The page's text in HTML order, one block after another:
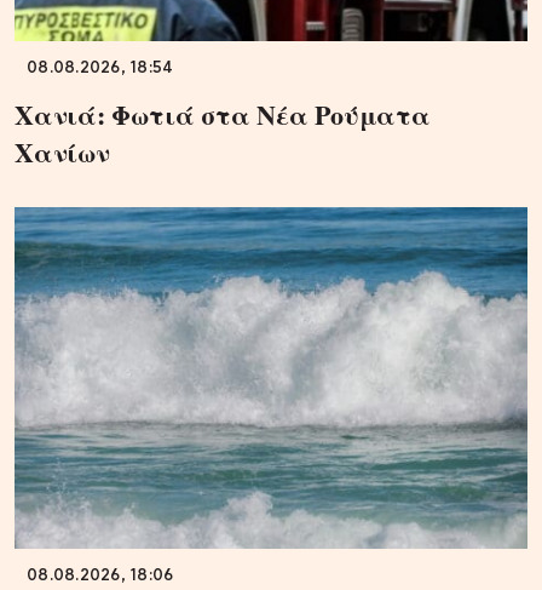
08.08.2026, 18:54
Χανιά: Φωτιά στα Νέα Ρούματα
Χανίων
08.08.2026, 18:06